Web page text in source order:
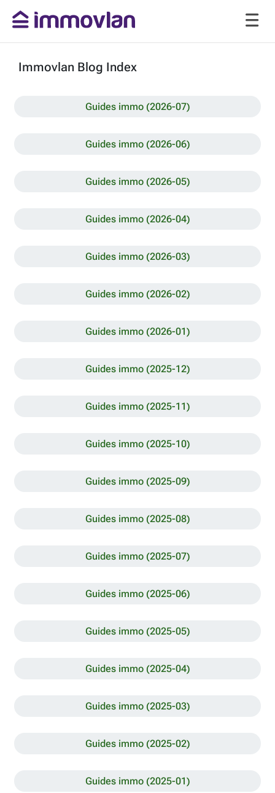
Immovlan Blog Index
Guides immo (2026-07)
Guides immo (2026-06)
Guides immo (2026-05)
Guides immo (2026-04)
Guides immo (2026-03)
Guides immo (2026-02)
Guides immo (2026-01)
Guides immo (2025-12)
Guides immo (2025-11)
Guides immo (2025-10)
Guides immo (2025-09)
Guides immo (2025-08)
Guides immo (2025-07)
Guides immo (2025-06)
Guides immo (2025-05)
Guides immo (2025-04)
Guides immo (2025-03)
Guides immo (2025-02)
Guides immo (2025-01)